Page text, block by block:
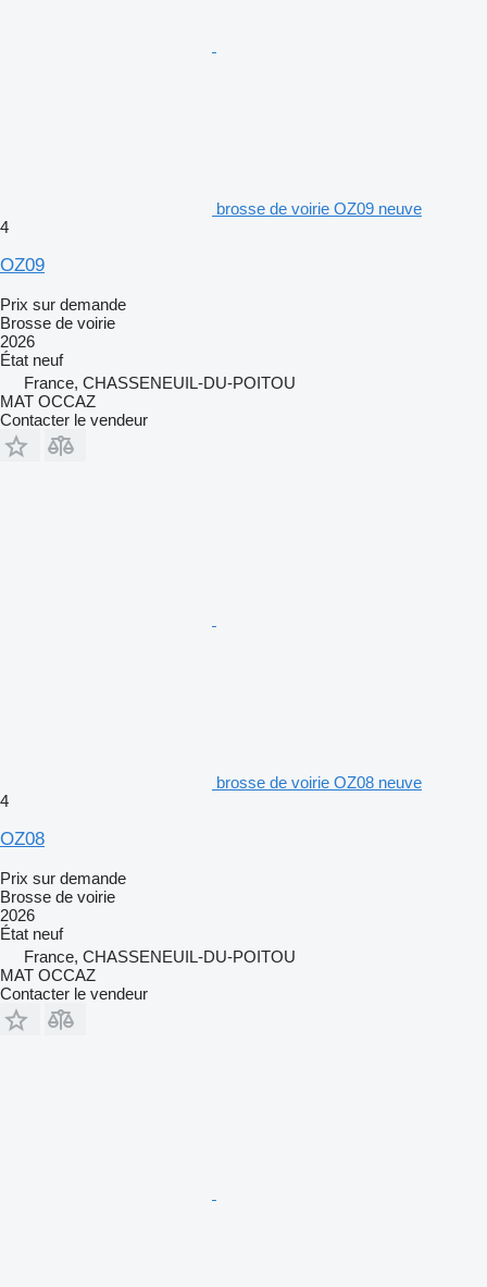
brosse de voirie OZ09 neuve
4
OZ09
Prix sur demande
Brosse de voirie
2026
État neuf
France, CHASSENEUIL-DU-POITOU
MAT OCCAZ
Contacter le vendeur
brosse de voirie OZ08 neuve
4
OZ08
Prix sur demande
Brosse de voirie
2026
État neuf
France, CHASSENEUIL-DU-POITOU
MAT OCCAZ
Contacter le vendeur